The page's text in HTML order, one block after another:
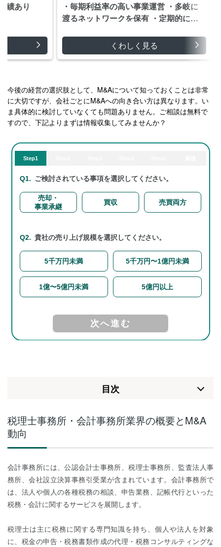
績あり
・毎期利益率の高い事業運営 ・多岐に
渡るネットワークを保有 ・定期的にセ
くわしく見る
今後の経営の選択肢として、M&Aについて知っておくことは非常
に大切ですが、会社ごとにM&Aへの向き合い方は異なります。い
ま具体的に検討していなくても問題ありません。ご相談は無料で
すので、下記よりまずは情報収集してみませんか？
⽬次
税理士事務所・会計事務所業界の概要とM&A
動向
会計事務所には、公認会計士事務所、税理士事務所、監査法人事
務所、会社設立決算事務引受業が含まれています。会計事務所で
は、法人や個人の各種税務の相談、申告業務、記帳代行といった
税務・会計に関するサービスを展開します。
税理士は主に税務に関する専門知識を持ち、個人や法人を対象
に、税金の申告・税務書類作成の代理・税務コンサルティングな